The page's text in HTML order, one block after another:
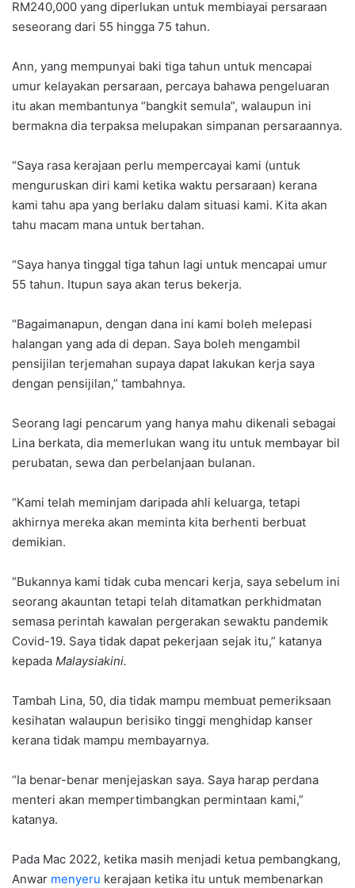
RM240,000 yang diperlukan untuk membiayai persaraan
seseorang dari 55 hingga 75 tahun.
Ann, yang mempunyai baki tiga tahun untuk mencapai
umur kelayakan persaraan, percaya bahawa pengeluaran
itu akan membantunya “bangkit semula”, walaupun ini
bermakna dia terpaksa melupakan simpanan persaraannya.
“Saya rasa kerajaan perlu mempercayai kami (untuk
menguruskan diri kami ketika waktu persaraan) kerana
kami tahu apa yang berlaku dalam situasi kami. Kita akan
tahu macam mana untuk bertahan.
“Saya hanya tinggal tiga tahun lagi untuk mencapai umur
55 tahun. Itupun saya akan terus bekerja.
“Bagaimanapun, dengan dana ini kami boleh melepasi
halangan yang ada di depan. Saya boleh mengambil
pensijilan terjemahan supaya dapat lakukan kerja saya
dengan pensijilan,” tambahnya.
Seorang lagi pencarum yang hanya mahu dikenali sebagai
Lina berkata, dia memerlukan wang itu untuk membayar bil
perubatan, sewa dan perbelanjaan bulanan.
“Kami telah meminjam daripada ahli keluarga, tetapi
akhirnya mereka akan meminta kita berhenti berbuat
demikian.
“Bukannya kami tidak cuba mencari kerja, saya sebelum ini
seorang akauntan tetapi telah ditamatkan perkhidmatan
semasa perintah kawalan pergerakan sewaktu pandemik
Covid-19. Saya tidak dapat pekerjaan sejak itu,” katanya
kepada Malaysiakini.
Tambah Lina, 50, dia tidak mampu membuat pemeriksaan
kesihatan walaupun berisiko tinggi menghidap kanser
kerana tidak mampu membayarnya.
“Ia benar-benar menjejaskan saya. Saya harap perdana
menteri akan mempertimbangkan permintaan kami,”
katanya.
Pada Mac 2022, ketika masih menjadi ketua pembangkang,
Anwar menyeru kerajaan ketika itu untuk membenarkan